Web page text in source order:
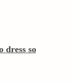
dress so